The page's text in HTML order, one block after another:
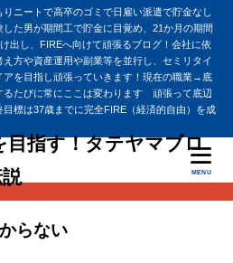
ニートで高卒のゴミで日雇い派遣で貯金なし
た男が期間工で貯金に目覚め、21か月の期間
出し、FIREへ向けて頑張るブログ！会社に依
方や資産運用や副業等を並行し、セミリタイ
を目指し頑張っていきます！現在の職業→底
たびに常にここは変わります 頑張って底辺
標は37歳までに完全FIRE（経済的自由）を成
目指す！タテヤマブロ
MENU
らない